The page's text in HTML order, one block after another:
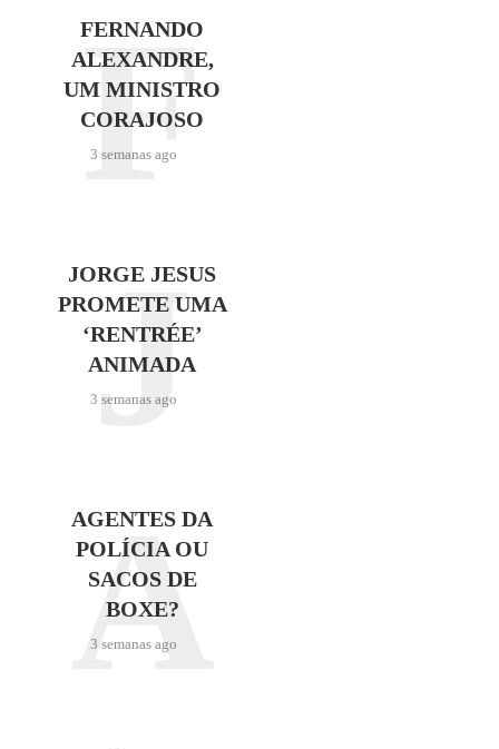
FERNANDO
ALEXANDRE,
UM MINISTRO
CORAJOSO
3 semanas ago
F
JORGE JESUS
PROMETE UMA
‘RENTRÉE’
ANIMADA
3 semanas ago
J
AGENTES DA
POLÍCIA OU
SACOS DE
BOXE?
3 semanas ago
A